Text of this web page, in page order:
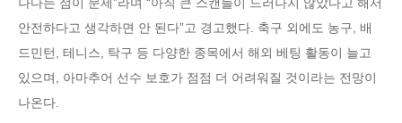
나다는 점이 문제”라며 “아직 큰 스캔들이 드러나지 않았다고 해서
안전하다고 생각하면 안 된다”고 경고했다. 축구 외에도 농구, 배
드민턴, 테니스, 탁구 등 다양한 종목에서 해외 베팅 활동이 늘고
있으며, 아마추어 선수 보호가 점점 더 어려워질 것이라는 전망이
나온다.